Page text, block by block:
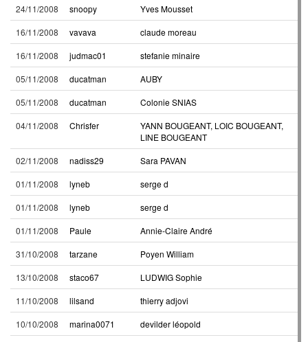
24/11/2008
snoopy
Yves Mousset
16/11/2008
vavava
claude moreau
16/11/2008
judmac01
stefanie minaire
05/11/2008
ducatman
AUBY
05/11/2008
ducatman
Colonie SNIAS
04/11/2008
Chrisfer
YANN BOUGEANT, LOIC BOUGEANT,
LINE BOUGEANT
02/11/2008
nadiss29
Sara PAVAN
01/11/2008
lyneb
serge d
01/11/2008
lyneb
serge d
01/11/2008
Paule
Annie-Claire André
31/10/2008
tarzane
Poyen William
13/10/2008
staco67
LUDWIG Sophie
11/10/2008
lilsand
thierry adjovi
10/10/2008
marina0071
devilder léopold